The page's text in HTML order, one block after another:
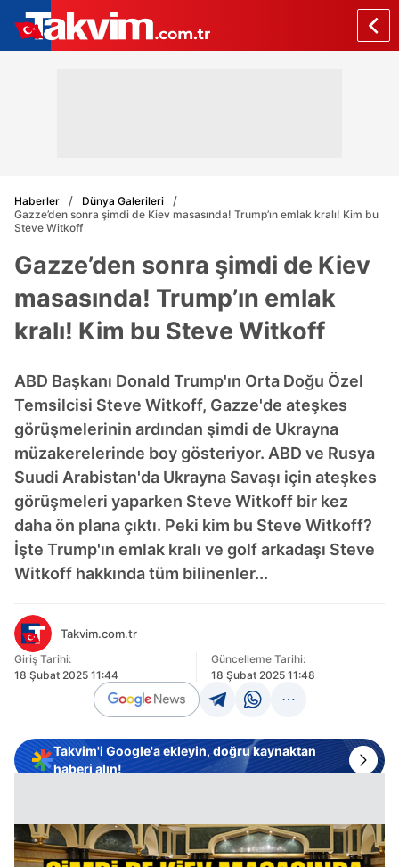
Haberler
Dünya Galerileri
Gazze’den sonra şimdi de Kiev masasında! Trump’ın emlak kralı! Kim bu
Steve Witkoff
Gazze’den sonra şimdi de Kiev
masasında! Trump’ın emlak
kralı! Kim bu Steve Witkoff
ABD Başkanı Donald Trump'ın Orta Doğu Özel
Temsilcisi Steve Witkoff, Gazze'de ateşkes
görüşmelerinin ardından şimdi de Ukrayna
müzakerelerinde boy gösteriyor. ABD ve Rusya
Suudi Arabistan'da Ukrayna Savaşı için ateşkes
görüşmeleri yaparken Steve Witkoff bir kez
daha ön plana çıktı. Peki kim bu Steve Witkoff?
İşte Trump'ın emlak kralı ve golf arkadaşı Steve
Witkoff hakkında tüm bilinenler...
Takvim.com.tr
Giriş Tarihi:
18 Şubat 2025 11:44
Güncelleme Tarihi:
18 Şubat 2025 11:48
Takvim'i Google'a ekleyin, doğru kaynaktan
haberi alın!